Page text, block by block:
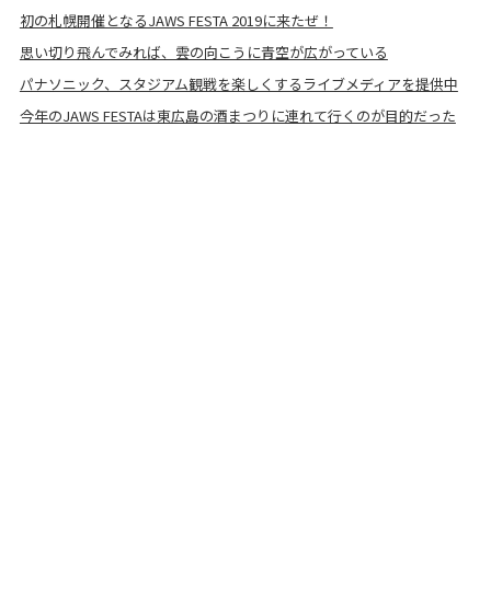
初の札幌開催となるJAWS FESTA 2019に来たぜ！
思い切り飛んでみれば、雲の向こうに青空が広がっている
パナソニック、スタジアム観戦を楽しくするライブメディアを提供中
今年のJAWS FESTAは東広島の酒まつりに連れて行くのが目的だった